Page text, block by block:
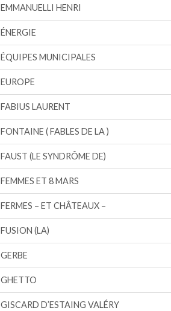
EMMANUELLI HENRI
ÉNERGIE
ÉQUIPES MUNICIPALES
EUROPE
FABIUS LAURENT
FONTAINE ( FABLES DE LA )
FAUST (LE SYNDRÔME DE)
FEMMES ET 8 MARS
FERMES – ET CHÂTEAUX –
FUSION (LA)
GERBE
GHETTO
GISCARD D’ESTAING VALÉRY